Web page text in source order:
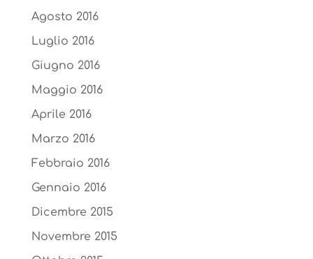
Agosto 2016
Luglio 2016
Giugno 2016
Maggio 2016
Aprile 2016
Marzo 2016
Febbraio 2016
Gennaio 2016
Dicembre 2015
Novembre 2015